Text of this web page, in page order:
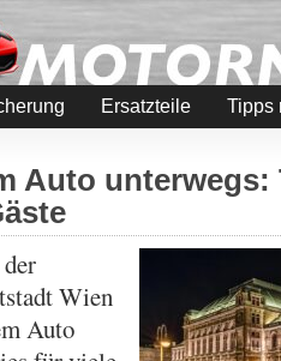
Ersatzteile Tipps
Auto
Wien
Auto